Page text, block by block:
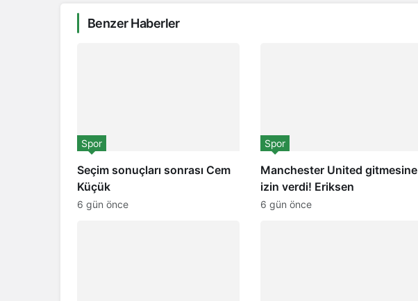
Benzer Haberler
Seçim sonuçları sonrası Cem
Küçük
Spor
6 gün önce
Manchester United gitmesine
izin verdi! Eriksen
Spor
6 gün önce